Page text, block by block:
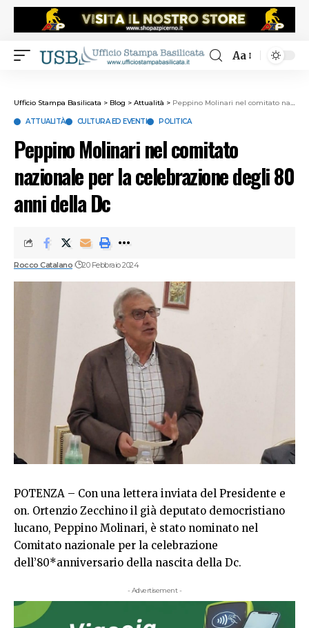
Aa
Ufficio Stampa Basilicata > Blog > Attualità > Peppino Molinari nel comitato nazionale per la celebrazione degli 80 anni della Dc
ATTUALITÀ CULTURA ED EVENTI POLITICA
Peppino Molinari nel comitato
nazionale per la celebrazione degli 80
anni della Dc
Rocco Catalano 20 Febbraio 2024
POTENZA – Con una lettera inviata del Presidente e
on. Ortenzio Zecchino il già deputato democristiano
lucano, Peppino Molinari, è stato nominato nel
Comitato nazionale per la celebrazione
dell’80*anniversario della nascita della Dc.
- Advertisement -